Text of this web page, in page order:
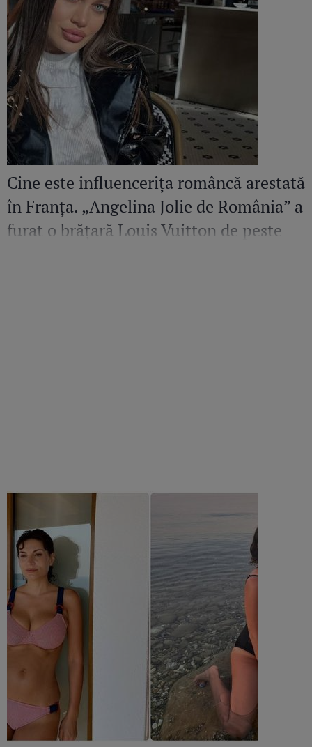
Cine este influencerița româncă arestată
în Franța. „Angelina Jolie de România” a
furat o brățară Louis Vuitton de peste